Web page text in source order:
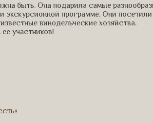
быть. Она подарила самые
экскурсионной программе. Они
винодельческие хозяйства.
участников!